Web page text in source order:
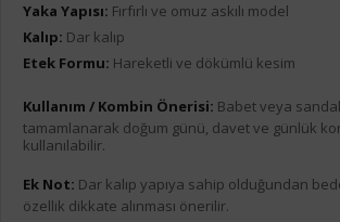
Yaka Yapısı: Fırfırlı ve omuz askılı model
Kalıp: Dar kalıp
Etek Formu: Hareketli ve dökümlü kesim
Kullanım / Kombin Önerisi: Babet veya
tamamlanarak doğum günü, davet ve günlük
kullanılabilir.
Ek Not: Dar kalıp yapıya sahip olduğundan
özellik dikkate alınması önerilir.